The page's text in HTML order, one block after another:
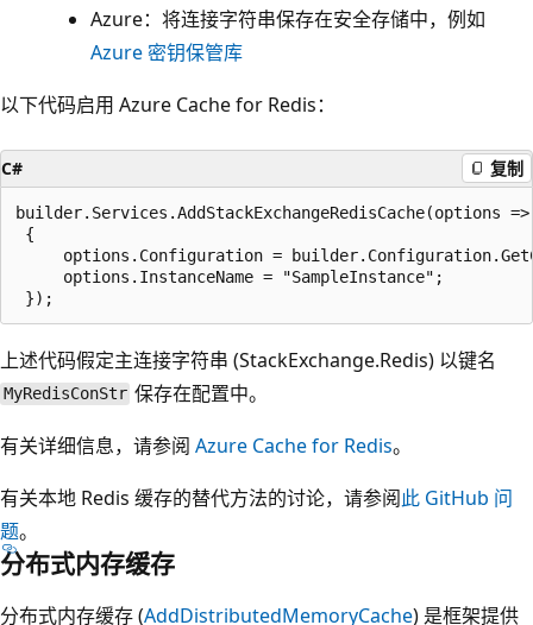
Azure：将连接字符串保存在安全存储中，例如
Azure 密钥保管库
以下代码启用 Azure Cache for Redis：
C# 复制
builder.Services.AddStackExchangeRedisCache(options =>
{
options.Configuration =
     options.InstanceName = "SampleInstance";
上述代码假定主连接字符串 (StackExchange.Redis) 以键名
MyRedisConStr 保存在配置中。
有关详细信息，请参阅 Azure Cache for Redis。
有关本地 Redis 缓存的替代方法的讨论，请参阅此 GitHub 问
题。
分布式内存缓存
分布式内存缓存 (AddDistributedMemoryCache) 是框架提供